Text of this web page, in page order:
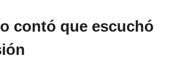
contó que escuchó